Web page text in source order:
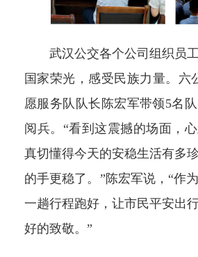
武汉公交各个公司组织员
国家荣光，感受民族力量。六
愿服务队队长陈宏军带领5名
阅兵。“看到这震撼的场面，
真切懂得今天的安稳生活有多
的手更稳了。”陈宏军说，“作
一趟行程跑好，让市民平安出
好的致敬。”